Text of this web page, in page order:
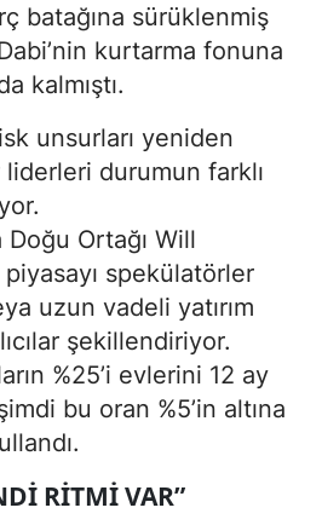
batağına sürüklenmiş
kurtarma fonuna
kalmıştı.
unsurları yeniden
durumun farklı
Ortağı Will
spekülatörler
uzun vadeli yatırım
şekillendiriyor.
%25’i evlerini 12 ay
bu oran %5’in altına
RITMI VAR”